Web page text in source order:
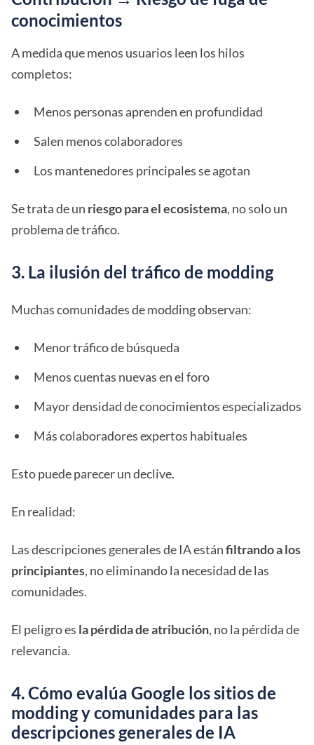
conocimientos
A medida que menos usuarios leen los hilos
completos:
Menos personas aprenden en profundidad
Salen menos colaboradores
Los mantenedores principales se agotan
Se trata de un riesgo para el ecosistema, no solo un
problema de tráfico.
3. La ilusión del tráfico de modding
Muchas comunidades de modding observan:
Menor tráfico de búsqueda
Menos cuentas nuevas en el foro
Mayor densidad de conocimientos especializados
Más colaboradores expertos habituales
Esto puede parecer un declive.
En realidad:
Las descripciones generales de IA estánfiltrando a los
principiantes, no eliminando la necesidad de las
comunidades.
El peligro es la pérdida de atribución, no la pérdida de
relevancia.
4. Cómo evalúa Google los sitios de
modding y comunidades para las
descripciones generales de IA